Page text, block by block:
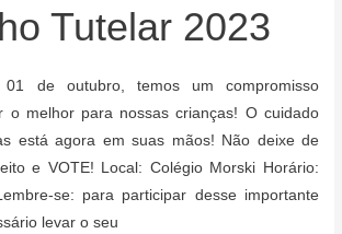
Tutelar 2023
de outubro, temos um compromisso
o melhor para nossas crianças! O cuidado
está agora em suas mãos! Não deixe de
e VOTE! Local: Colégio Morski Horário:
se: para participar desse importante
levar o seu